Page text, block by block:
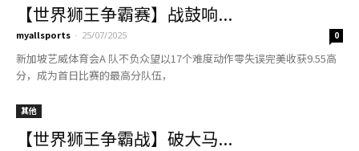
【世界狮王争霸赛】战鼓响...
myallsports - 25/07/2025 0
新加坡艺威体育会A 队不负众望以17个难度动作零失误完美收获9.55高
分，成为首日比赛的最高分队伍，
其他
【世界狮王争霸战】破大马...